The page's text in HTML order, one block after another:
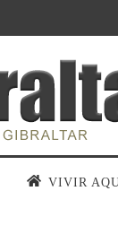
VIVIR